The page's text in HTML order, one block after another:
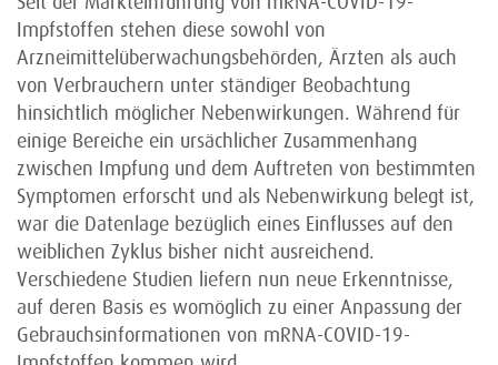
Impfstoffen stehen diese sowohl von
Arzneimittelüberwachungsbehörden, Ärzten als auch
von Verbrauchern unter ständiger Beobachtung
hinsichtlich möglicher Nebenwirkungen. Während für
einige Bereiche ein ursächlicher Zusammenhang
zwischen Impfung und dem Auftreten von bestimmten
Symptomen erforscht und als Nebenwirkung belegt ist,
war die Datenlage bezüglich eines Einflusses auf den
weiblichen Zyklus bisher nicht ausreichend.
Verschiedene Studien liefern nun neue Erkenntnisse,
auf deren Basis es womöglich zu einer Anpassung der
Gebrauchsinformationen von mRNA-COVID-19-